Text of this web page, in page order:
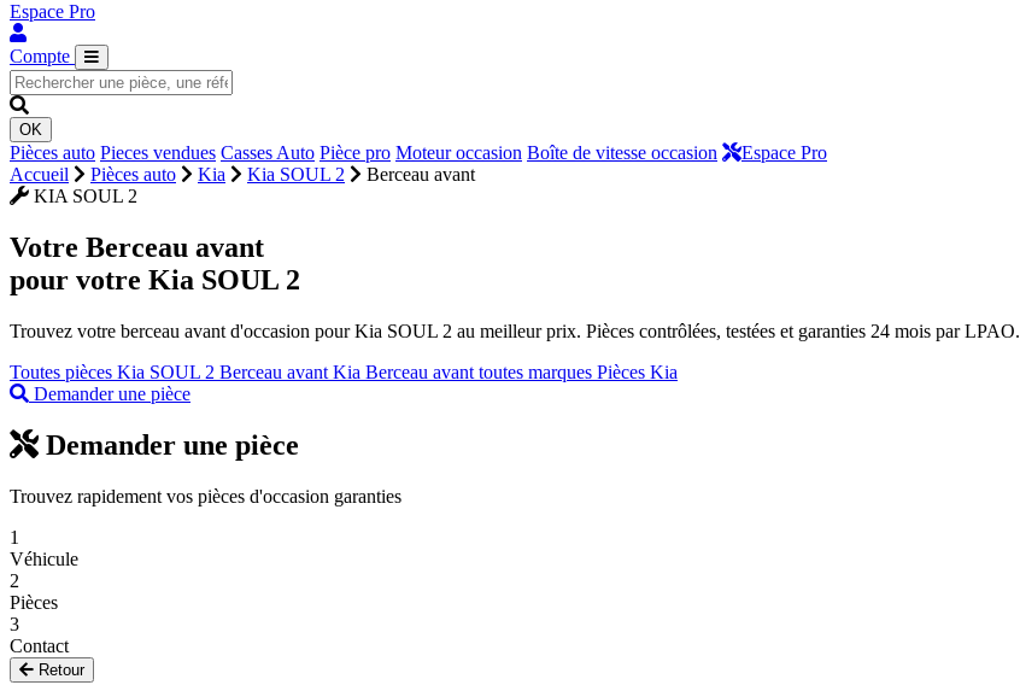
Espace Pro
Compte
OK
Pièces auto Pieces vendues Casses Auto Pièce pro Moteur occasion Boîte de vitesse occasion
Espace Pro
Accueil
Pièces auto Kia Kia SOUL 2
Berceau avant
KIA SOUL 2
Votre Berceau avant
pour votre Kia SOUL 2
Trouvez votre berceau avant d'occasion pour Kia SOUL 2 au meilleur prix. Pièces contrôlées, testées et garanties 24 mois par LPAO.
Toutes pièces Kia SOUL 2 Berceau avant Kia Berceau avant toutes marques Pièces Kia
Demander une pièce
Demander une pièce
Trouvez rapidement vos pièces d'occasion garanties
1
Véhicule
2
Pièces
3
Contact
Retour